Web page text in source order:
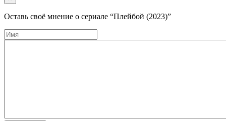
Оставь своё мнение о cериале “Плейбой (2023)”